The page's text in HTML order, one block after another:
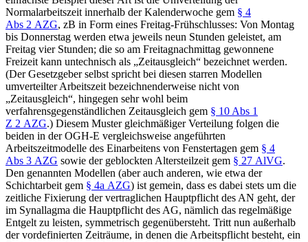
Normalarbeitszeit innerhalb der Kalenderwoche gem § 4
Abs 2 AZG, zB in Form eines Freitag-Frühschlusses: Von Montag
bis Donnerstag werden etwa jeweils neun Stunden geleistet, am
Freitag vier Stunden; die so am Freitagnachmittag gewonnene
Freizeit kann untechnisch als „Zeitausgleich“ bezeichnet werden.
(Der Gesetzgeber selbst spricht bei diesen starren Modellen
umverteilter Arbeitszeit bezeichnenderweise nicht von
„Zeitausgleich“, hingegen sehr wohl beim
verfahrensgegenständlichen Zeitausgleich gem § 10 Abs 1
Z 2 AZG.) Diesem Muster gleichmäßiger Verteilung folgen die
beiden in der OGH-E vergleichsweise angeführten
Arbeitszeitmodelle des Einarbeitens von Fenstertagen gem § 4
Abs 3 AZG sowie der geblockten Altersteilzeit gem § 27 AlVG.
Den genannten Modellen (aber auch anderen, wie etwa der
Schichtarbeit gem § 4a AZG) ist gemein, dass es dabei stets um die
zeitliche Fixierung der vertraglichen Hauptpflicht des AN geht, der
im Synallagma die Hauptpflicht des AG, nämlich das regelmäßige
Entgelt zu leisten, symmetrisch gegenübersteht. Tritt nun außerhalb
der vordefinierten Zeiträume, in denen die Arbeitspflicht besteht, ein